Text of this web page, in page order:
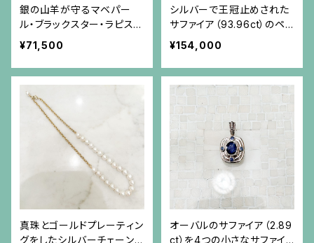
銀の山羊が守るマベパー
ル・ブラックスター・ラピスラ
ズリのペンダント（チェーン
¥71,500
シルバーで王冠止めされた
サファイア（93.96ct）のペン
ダント
¥154,000
真珠とゴールドプレーティン
グをしたシルバーチェーンの
オーバルのサファイア（2.89
ct）を4つの小さなサファイ